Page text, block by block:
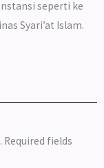
seperti ke
Syari’at Islam.
Required fields